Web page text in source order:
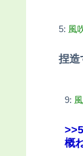
5: 風
捏造
9:
>>5
概